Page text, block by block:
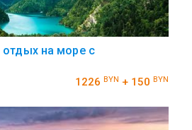
отдых на море с
1226 BYN + 150 BYN